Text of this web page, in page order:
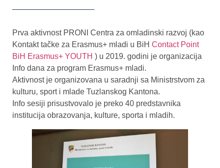
Prva aktivnost PRONI Centra za omladinski razvoj (kao
Kontakt tačke za Erasmus+ mladi u BiH Contact Point
BiH Erasmus+ YOUTH ) u 2019. godini je organizacija
Info dana za program Erasmus+ mladi.
Aktivnost je organizovana u saradnji sa Ministrstvom za
kulturu, sport i mlade Tuzlanskog Kantona.
Info sesiji prisustvovalo je preko 40 predstavnika
institucija obrazovanja, kulture, sporta i mladih.